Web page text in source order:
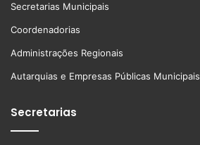
Secretarias Municipais
Coordenadorias
Administrações Regionais
Autarquias e Empresas Públicas Municipais
Secretarias